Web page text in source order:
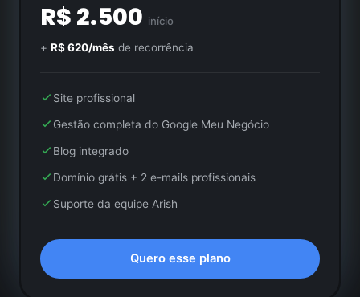
R$ 2.500 início
+ R$ 620/mês de recorrência
Site profissional
Gestão completa do Google Meu Negócio
Blog integrado
Domínio grátis + 2 e-mails profissionais
Suporte da equipe Arish
Quero esse plano